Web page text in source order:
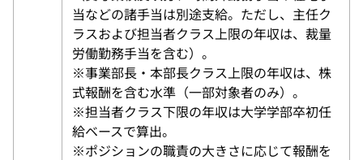
当などの諸手当は別途支給。ただし、主任ク
ラスおよび担当者クラス上限の年収は、裁量
労働勤務手当を含む）。
※事業部長・本部長クラス上限の年収は、株
式報酬を含む水準（一部対象者のみ）。
※担当者クラス下限の年収は大学学部卒初任
給ベースで算出。
※ポジションの職責の大きさに応じて報酬を